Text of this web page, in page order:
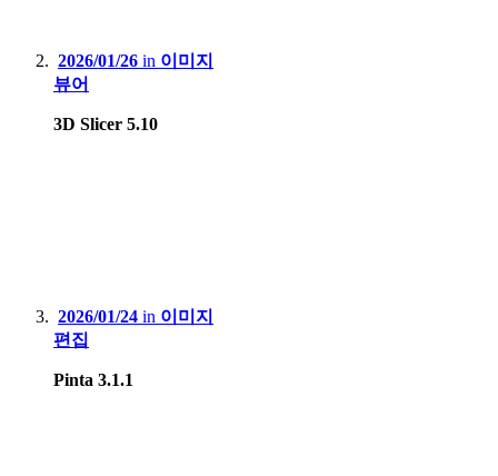
2026/01/26 in 이미지
뷰어
3D Slicer 5.10
2026/01/24 in 이미지
편집
Pinta 3.1.1